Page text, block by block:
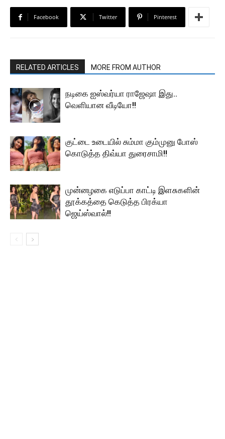
Facebook Twitter Pinterest
RELATED ARTICLES MORE FROM AUTHOR
நடிகை ஐஸ்வர்யா ராஜேஷா இது..
வெளியான வீடியோ!!
குட்டை உடையில் சும்மா கும்முனு போஸ்
கொடுத்த திவ்யா துரைசாமி!!
முன்னழகை எடுப்பா காட்டி இளசுகளின்
தூக்கத்தை கெடுத்த பிரக்யா
ஜெய்ஸ்வால்!!